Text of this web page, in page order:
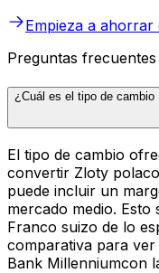
Empieza a
Preguntas frecuentes
¿Cuál es el tipo de cambio
El tipo de cambio
convertir Zloty
puede incluir un
mercado medio.
Franco suizo de lo
comparativa para
Bank Millenniumcon